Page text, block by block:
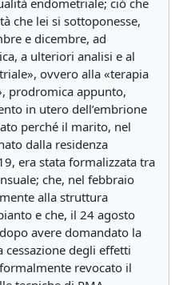
che lei si sottoponesse,
e dicembre, ad
a ulteriori analisi e al
ovvero alla «terapia
prodromica appunto,
in utero dell’embrione
perché il marito, nel
dalla residenza
era stata formalizzata tra
che, nel febbraio
alla struttura
e che, il 24 agosto
avere domandato la
degli effetti
revocato il